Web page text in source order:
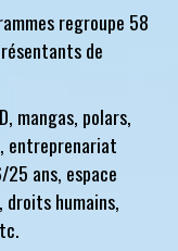
regroupe 58
de
mangas, polars,
entreprenariat
25 ans, espace
humains,